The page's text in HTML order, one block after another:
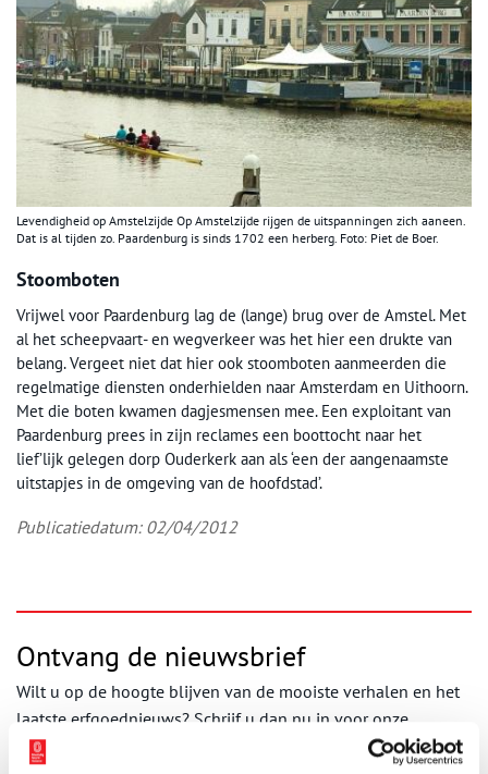
Levendigheid op Amstelzijde Op Amstelzijde rijgen de uitspanningen zich aaneen.
Dat is al tijden zo. Paardenburg is sinds 1702 een herberg. Foto: Piet de Boer.
Stoomboten
Vrijwel voor Paardenburg lag de (lange) brug over de Amstel. Met
al het scheepvaart- en wegverkeer was het hier een drukte van
belang. Vergeet niet dat hier ook stoomboten aanmeerden die
regelmatige diensten onderhielden naar Amsterdam en Uithoorn.
Met die boten kwamen dagjesmensen mee. Een exploitant van
Paardenburg prees in zijn reclames een boottocht naar het
lief’lijk gelegen dorp Ouderkerk aan als ‘een der aangenaamste
uitstapjes in de omgeving van de hoofdstad’.
Publicatiedatum: 02/04/2012
Ontvang de nieuwsbrief
Wilt u op de hoogte blijven van de mooiste verhalen en het
laatste erfgoednieuws? Schrijf u dan nu in voor onze
wekelijkse nieuwsbrief!